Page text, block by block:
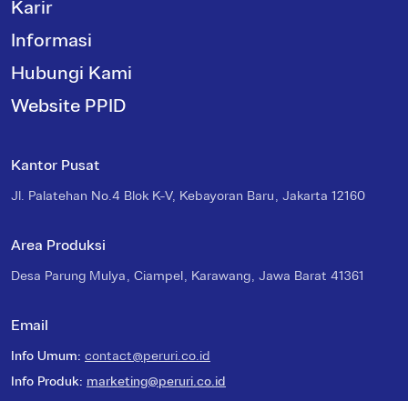
Karir
Informasi
Hubungi Kami
Website PPID
Kantor Pusat
Jl. Palatehan No.4 Blok K-V, Kebayoran Baru, Jakarta 12160
Area Produksi
Desa Parung Mulya, Ciampel, Karawang, Jawa Barat 41361
Email
Info Umum: contact@peruri.co.id
Info Produk: marketing@peruri.co.id